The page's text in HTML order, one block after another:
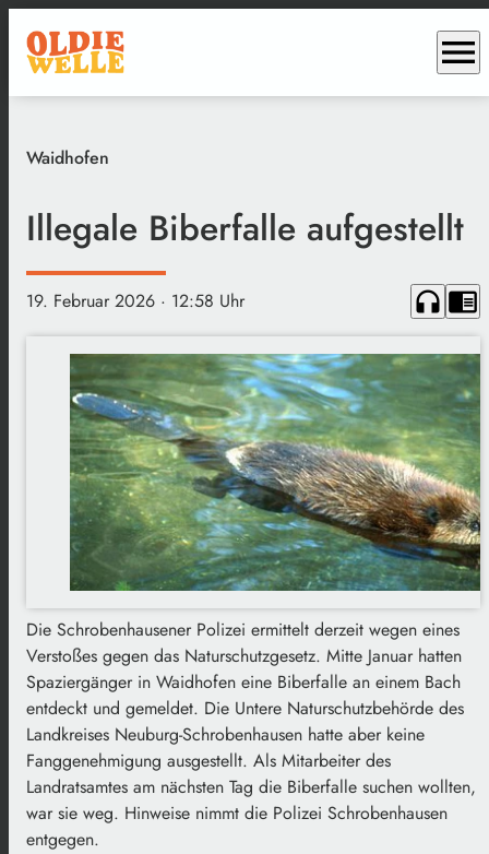
menu
Waidhofen
Illegale Biberfalle aufgestellt
19. Februar 2026 · 12:58 Uhr headphones chrome_reader_mode
Die Schrobenhausener Polizei ermittelt derzeit wegen eines
Verstoßes gegen das Naturschutzgesetz. Mitte Januar hatten
Spaziergänger in Waidhofen eine Biberfalle an einem Bach
entdeckt und gemeldet. Die Untere Naturschutzbehörde des
Landkreises Neuburg-Schrobenhausen hatte aber keine
Fanggenehmigung ausgestellt. Als Mitarbeiter des
Landratsamtes am nächsten Tag die Biberfalle suchen wollten,
war sie weg. Hinweise nimmt die Polizei Schrobenhausen
entgegen.